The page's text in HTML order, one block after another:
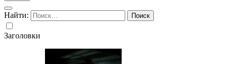
Найти:
Заголовки